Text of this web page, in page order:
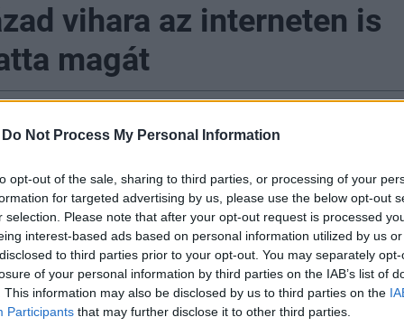
Do Not Process My Personal Information
opt-out of the sale, sharing to third parties, or processing of your
for targeted advertising by us, please use the below opt-out
selection. Please note that after your opt-out request is processed
interest-based ads based on personal information utilized by us
to third parties prior to your opt-out. You may separately
of your personal information by third parties on the IAB’s list of
This information may also be disclosed by us to third parties on the
Participants that may further disclose it to other third parties.
vihara az interneten is
magát
alatt már több rendkívül erős vihar is
hajnalban több mint 140 kilométer/órás
a korábban még 5-ös erősségűként számon
már most az évszázad legerősebb trópusi viharaként
Kirk hurrikán pedig a héten Nyugat-Európa partjait
támaszkodva megnéztük, mennyire mozgatták
idei hurrikánszezon legerősebb hurrikánjai.